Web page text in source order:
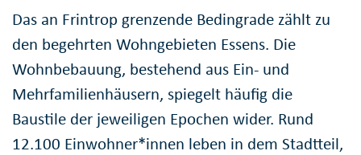
Das an Frintrop grenzende Bedingrade zählt zu
den begehrten Wohngebieten Essens. Die
Wohnbebauung, bestehend aus Ein- und
Mehrfamilienhäusern, spiegelt häufig die
Baustile der jeweiligen Epochen wider. Rund
12.100 Einwohner*innen leben in dem Stadtteil,